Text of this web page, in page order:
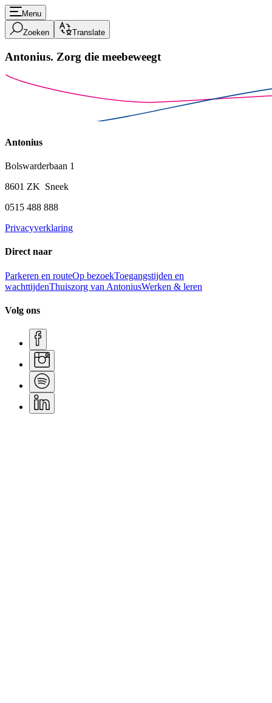
Menu
Zoeken Translate
Antonius. Zorg die meebeweegt
Antonius
Bolswarderbaan 1
8601 ZK Sneek
0515 488 888
Privacyverklaring
Direct naar
Parkeren en routeOp bezoekToegangstijden en
wachttijdenThuiszorg van AntoniusWerken & leren
Volg ons